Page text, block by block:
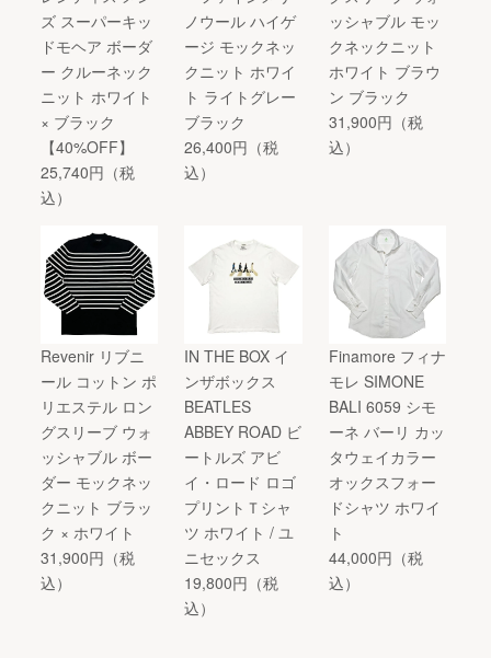
ズ スーパーキッ
ドモヘア ボーダ
ー クルーネック
ニット ホワイト
× ブラック
【40%OFF】
25,740円（税
込）
ノウール ハイゲ
ージ モックネッ
クニット ホワイ
ト ライトグレー
ブラック
26,400円（税
込）
ッシャブル モッ
クネックニット
ホワイト ブラウ
ン ブラック
31,900円（税
込）
Revenir リブニ
ール コットン ポ
リエステル ロン
グスリーブ ウォ
ッシャブル ボー
ダー モックネッ
クニット ブラッ
ク × ホワイト
31,900円（税
込）
IN THE BOX イ
ンザボックス
BEATLES
ABBEY ROAD ビ
ートルズ アビ
イ・ロード ロゴ
プリントＴシャ
ツ ホワイト / ユ
ニセックス
19,800円（税
込）
Finamore フィナ
モレ SIMONE
BALI 6059 シモ
ーネ バーリ カッ
タウェイカラー
オックスフォー
ドシャツ ホワイ
ト
44,000円（税
込）